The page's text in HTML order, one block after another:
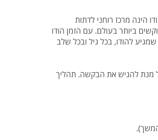
הינה מרכז רוחני לדתות
ביותר בעולם. עם הזמן הודו
להודו, בכל גיל ובכל שלב
מנת להגיש את הבקשה. תהליך